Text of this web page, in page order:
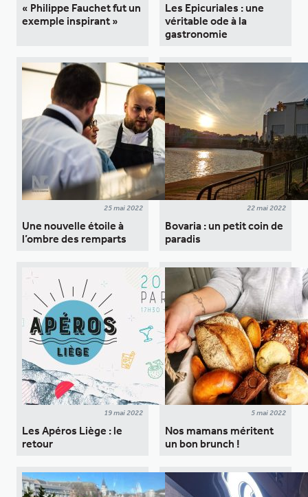
« Philippe Fauchet fut un
exemple inspirant »
Les Epicuriales : une
véritable ode à la
gastronomie
25 mai 2022
Une nouvelle étoile à
l’ombre des remparts
22 mai 2022
Bovaria : un petit coin de
paradis
19 mai 2022
Les Apéros Liège : le
retour
5 mai 2022
Nos mamans méritent
un bon brunch !